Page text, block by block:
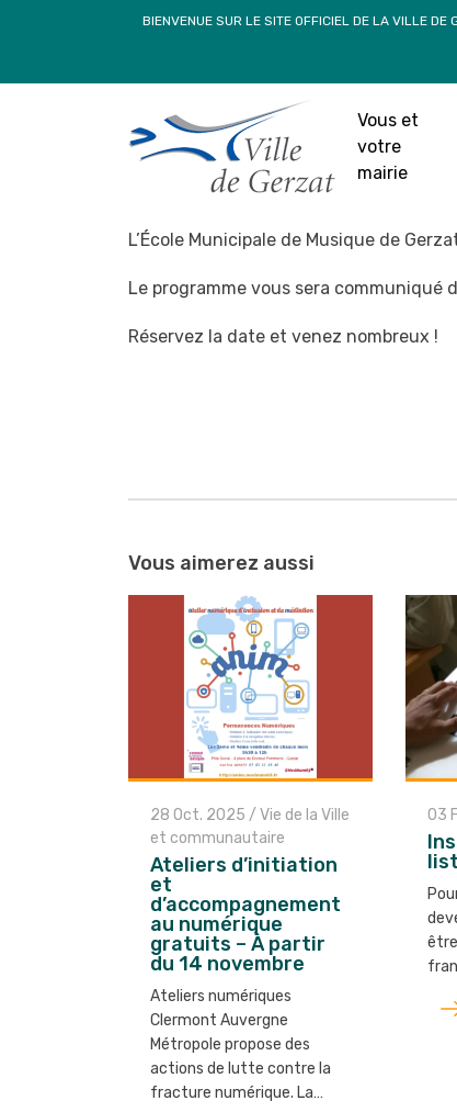
BIENVENUE SUR LE SITE OFFICIEL DE LA VILLE DE
Vous et
votre
mairie
Concert de Noël de l’EMM
L’École Municipale de Musique de
Le programme vous sera communiqué
Réservez la date et venez nombreux !
Navigation
entre
les
articles
Vous aimerez aussi
28 Oct. 2025 / Vie de la Ville
et communautaire
Ateliers d’initiation
et
d’accompagnement
au numérique
gratuits – À partir
du 14 novembre
Ateliers numériques
Clermont Auvergne
Métropole propose des
actions de lutte contre la
fracture numérique. La…
03
Lire